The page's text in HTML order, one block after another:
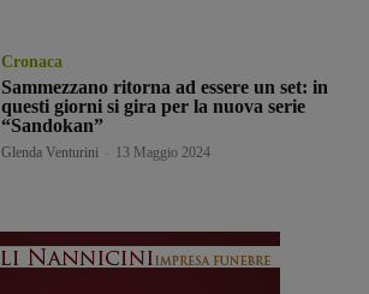
Cronaca
Sammezzano ritorna ad essere un set: in
questi giorni si gira per la nuova serie
“Sandokan”
Glenda Venturini 13 Maggio 2024